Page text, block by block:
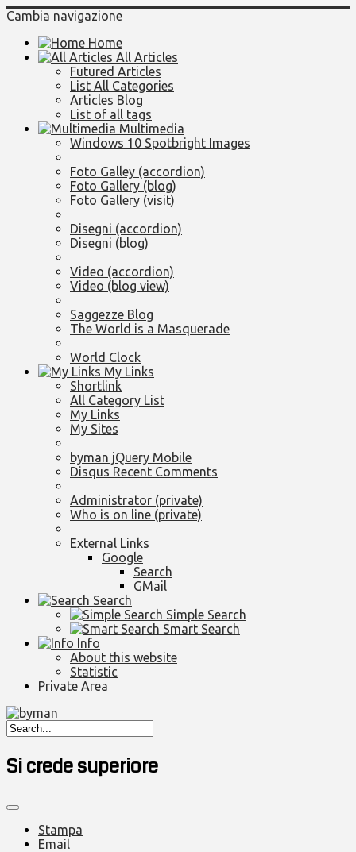
Cambia navigazione
Home
All Articles
Futured Articles
List All Categories
Articles Blog
List of all tags
Multimedia
Windows 10 Spotbright Images
Foto Galley (accordion)
Foto Gallery (blog)
Foto Gallery (visit)
Disegni (accordion)
Disegni (blog)
Video (accordion)
Video (blog view)
Saggezze Blog
The World is a Masquerade
World Clock
My Links
Shortlink
All Category List
My Links
My Sites
byman jQuery Mobile
Disqus Recent Comments
Administrator (private)
Who is on line (private)
External Links
Google
Search
GMail
Search
Simple Search
Smart Search
Info
About this website
Statistic
Private Area
Si crede superiore
Stampa
Email